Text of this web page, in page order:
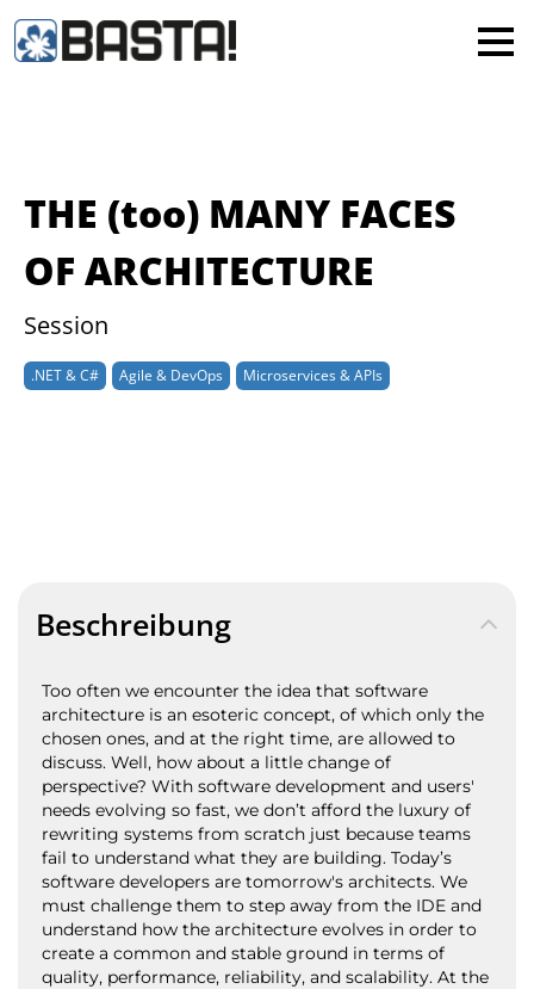
THE (too) MANY FACES
OF ARCHITECTURE
Session
.NET & C# Agile & DevOps Microservices & APIs
Beschreibung
Too often we encounter the idea that software
architecture is an esoteric concept, of which only the
chosen ones, and at the right time, are allowed to
discuss. Well, how about a little change of
perspective? With software development and users'
needs evolving so fast, we don’t afford the luxury of
rewriting systems from scratch just because teams
fail to understand what they are building. Today’s
software developers are tomorrow's architects. We
must challenge them to step away from the IDE and
understand how the architecture evolves in order to
create a common and stable ground in terms of
quality, performance, reliability, and scalability. At the
MAINZ
Alle